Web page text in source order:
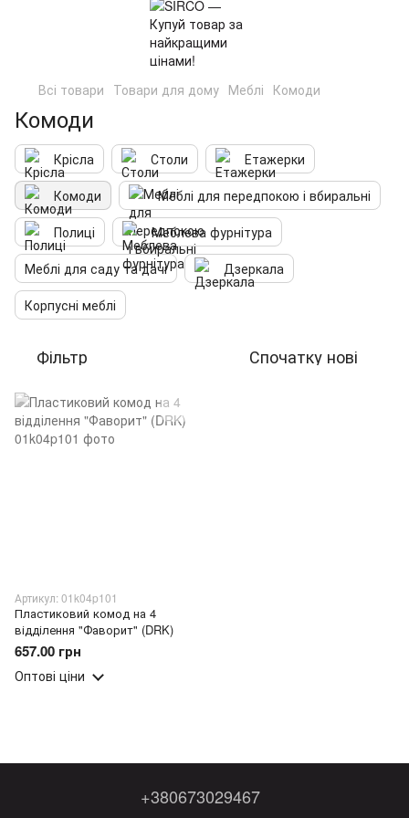
Всі товари Товари для дому Меблі Комоди
Комоди
Крісла Столи
Етажерки
Комоди
Меблі для передпокою і вбиральні
Полиці
Меблева фурнітура
Меблі для саду та дачі
Дзеркала
Корпусні меблі
Фільтр Спочатку нові
Артикул: 01k04p101
Пластиковий комод на 4
відділення "Фаворит" (DRK)
657.00 грн
Оптові ціни
+380673029467